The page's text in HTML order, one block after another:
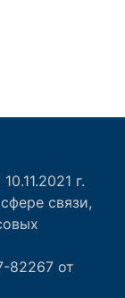
г.
связи,
82267 от